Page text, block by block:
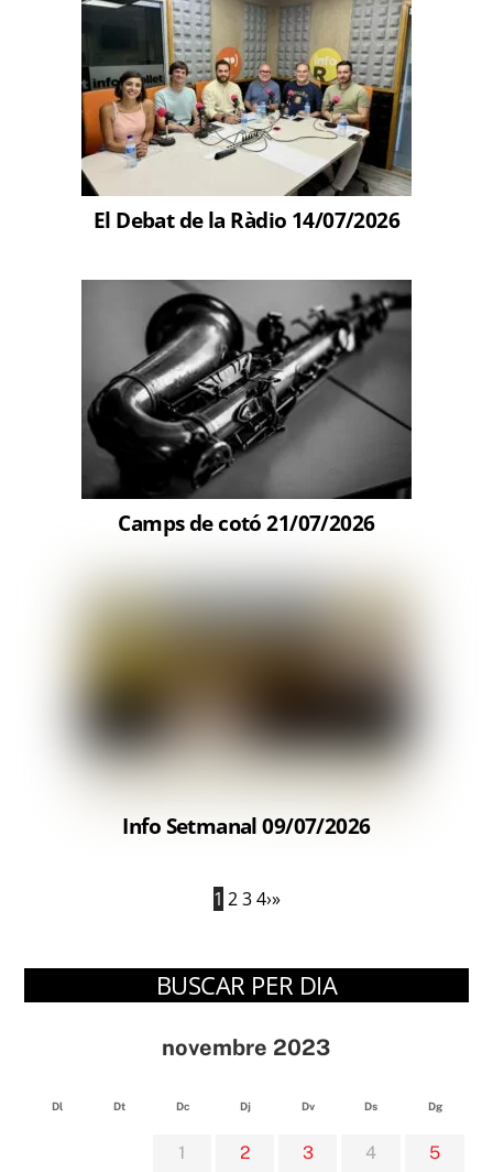
El Debat de la Ràdio 14/07/2026
Camps de cotó 21/07/2026
Info Setmanal 09/07/2026
1 2 3 4›»
BUSCAR PER DIA
novembre 2023
Dl Dt Dc Dj Dv Ds Dg
1 2 3 4 5